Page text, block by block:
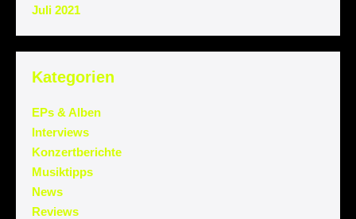
Juli 2021
Kategorien
EPs & Alben
Interviews
Konzertberichte
Musiktipps
News
Reviews